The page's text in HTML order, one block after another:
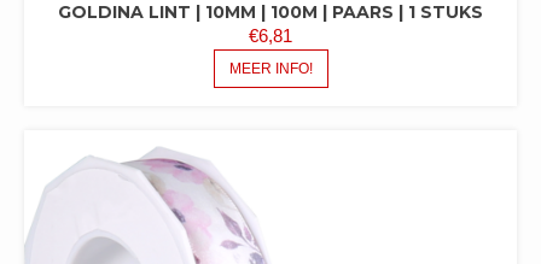
GOLDINA LINT | 10MM | 100M | PAARS | 1 STUKS
€6,81
MEER INFO!